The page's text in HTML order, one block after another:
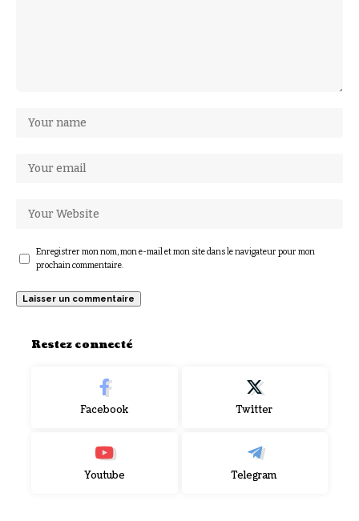
Enregistrer mon nom, mon e-mail et mon site dans le navigateur pour mon
prochain commentaire.
Restez connecté
Facebook Twitter
Youtube Telegram